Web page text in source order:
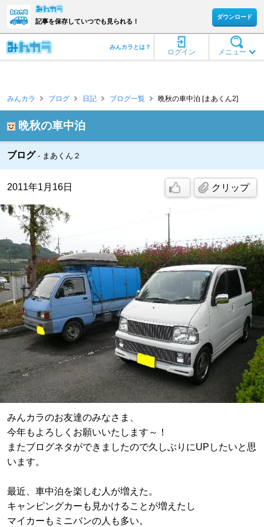
記事を保存していつでも見られる！
ダウンロード
メニュー
ログイン
みんカラとは？
みんカラ ブログ 日記 ブログ一覧 晩秋の車中泊 [まあくん2]
晩秋の車中泊
ブログ まあくん２
2011年1月16日 クリップ
みんカラのお友達のみなさま、
今年もよろしくお願いいたします～！
またブログネタができましたので久しぶりにUPしたいと思
います。
最近、車中泊を楽しむ人が増えた。
キャンピングカーも見かけることが増えたし
マイカーもミニバンの人も多い。